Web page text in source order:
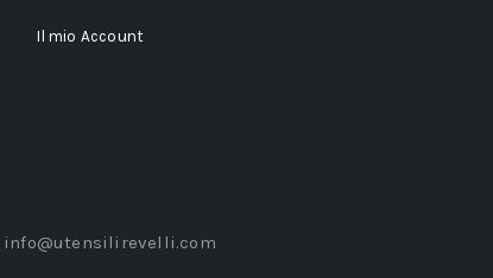
Il mio Account
info@utensilirevelli.com